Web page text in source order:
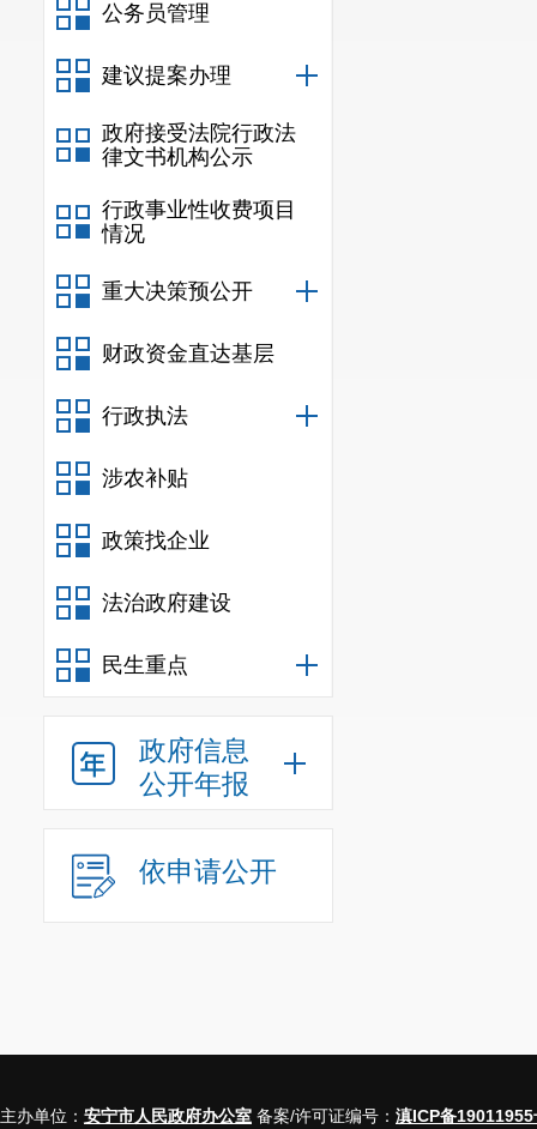
公务员管理
建议提案办理
政府接受法院行政法
律文书机构公示
行政事业性收费项目
情况
重大决策预公开
财政资金直达基层
行政执法
涉农补贴
政策找企业
法治政府建设
民生重点
政府信息
公开年报
依申请公开
主办单位： 安宁市人民政府办公室 备案/许可证编号： 滇ICP备